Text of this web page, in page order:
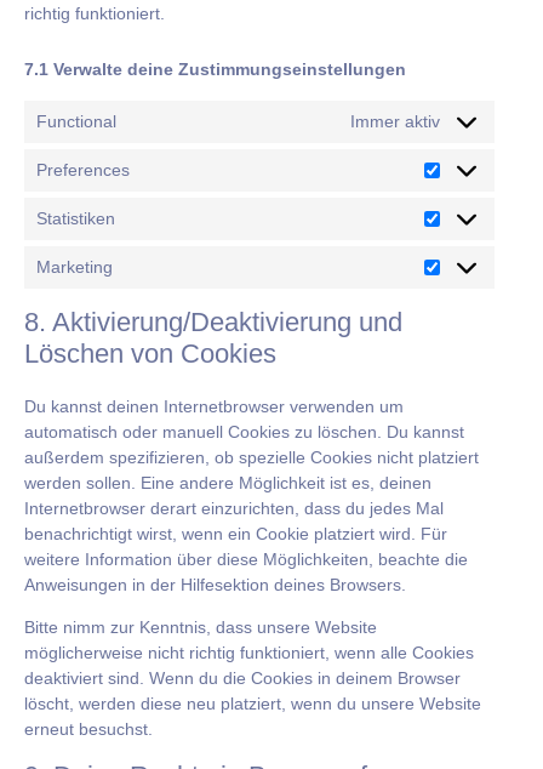
richtig funktioniert.
7.1 Verwalte deine Zustimmungseinstellungen
Functional Immer aktiv
Preferences
Statistiken
Marketing
8. Aktivierung/Deaktivierung und
Löschen von Cookies
Du kannst deinen Internetbrowser verwenden um
automatisch oder manuell Cookies zu löschen. Du kannst
außerdem spezifizieren, ob spezielle Cookies nicht platziert
werden sollen. Eine andere Möglichkeit ist es, deinen
Internetbrowser derart einzurichten, dass du jedes Mal
benachrichtigt wirst, wenn ein Cookie platziert wird. Für
weitere Information über diese Möglichkeiten, beachte die
Anweisungen in der Hilfesektion deines Browsers.
Bitte nimm zur Kenntnis, dass unsere Website
möglicherweise nicht richtig funktioniert, wenn alle Cookies
deaktiviert sind. Wenn du die Cookies in deinem Browser
löscht, werden diese neu platziert, wenn du unsere Website
erneut besuchst.